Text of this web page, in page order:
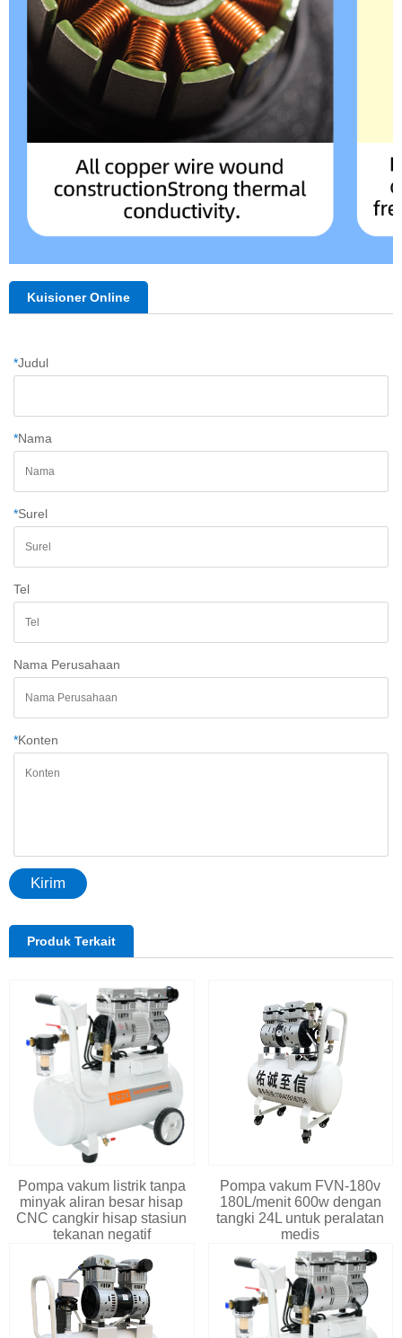
Kuisioner Online
*Judul
*Nama
*Surel
Tel
Nama Perusahaan
*Konten
Kirim
Produk Terkait
Pompa vakum listrik tanpa
minyak aliran besar hisap
CNC cangkir hisap stasiun
tekanan negatif
Pompa vakum FVN-180v
180L/menit 600w dengan
tangki 24L untuk peralatan
medis